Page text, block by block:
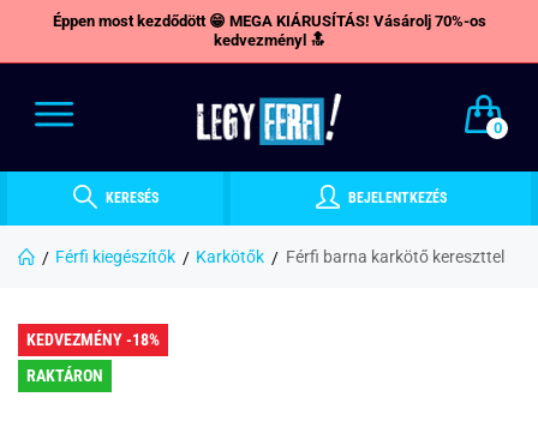
Éppen most kezdődött 😁 MEGA KIÁRUSÍTÁS! Vásárolj 70%-os
kedvezményl 🔝
0
KERESÉS BEJELENTKEZÉS
Férfi kiegészítők Karkötők Férfi barna karkötő kereszttel
KEDVEZMÉNY -18%
RAKTÁRON